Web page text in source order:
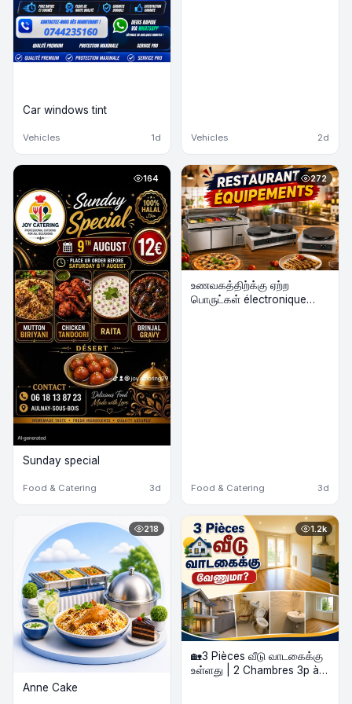
Car windows tint
Vehicles 1d Vehicles 2d
164
Sunday special
Food & Catering 3d
272
உணவகத்திற்க்கு ஏற்ற
பொருட்கள் électronique
Food & Catering 3d
218
Anne Cake
1.2k
🏡3 Pièces வீடு வாடகைக்கு
உள்ளது | 2 Chambres 3p à